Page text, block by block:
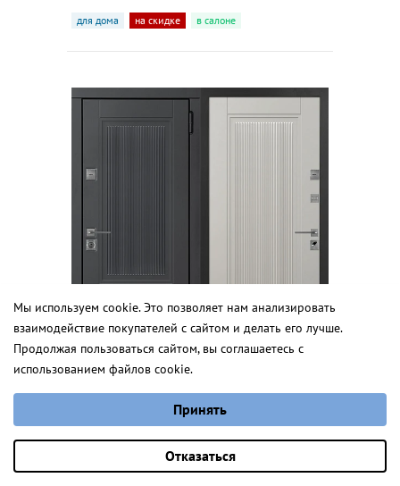
Брайтон Д
от 2 800 руб.
Оставить заявку
для дома на скидке в салоне
Толсон
Мы используем cookie. Это позволяет нам анализировать
взаимодействие покупателей с сайтом и делать его лучше.
Продолжая пользоваться сайтом, вы соглашаетесь с
использованием файлов cookie.
Выберите настройки cookie
Аналитические/Функциональные
Принять
Отказаться